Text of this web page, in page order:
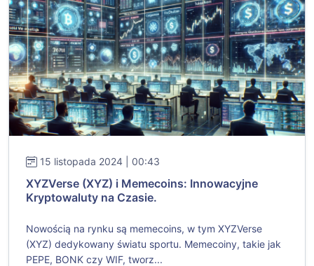
15 listopada 2024 | 00:43
XYZVerse (XYZ) i Memecoins: Innowacyjne
Kryptowaluty na Czasie.
Nowością na rynku są memecoins, w tym XYZVerse
(XYZ) dedykowany światu sportu. Memecoiny, takie jak
PEPE, BONK czy WIF, tworz...